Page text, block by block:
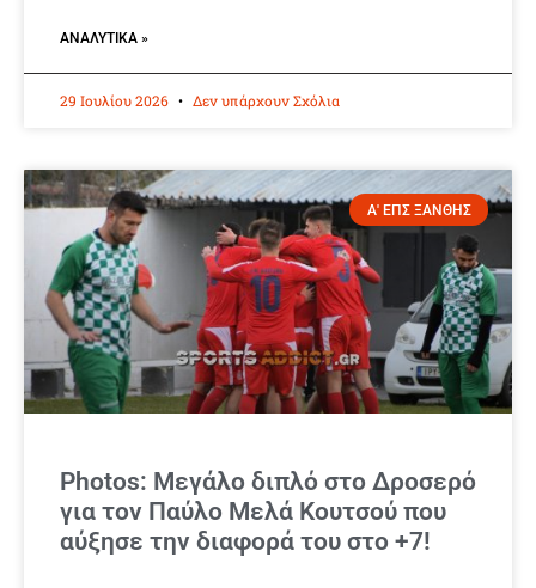
ΑΝΑΛΥΤΙΚΆ »
29 Ιουλίου 2026 Δεν υπάρχουν Σχόλια
Α' ΕΠΣ ΞΑΝΘΗΣ
Photos: Μεγάλο διπλό στο Δροσερό
για τον Παύλο Μελά Κουτσού που
αύξησε την διαφορά του στο +7!